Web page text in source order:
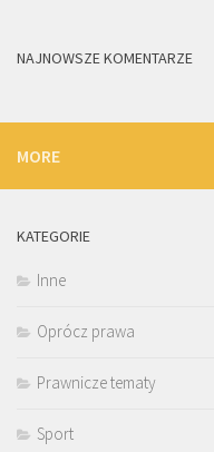
NAJNOWSZE KOMENTARZE
MORE
KATEGORIE
Inne
Oprócz prawa
Prawnicze tematy
Sport